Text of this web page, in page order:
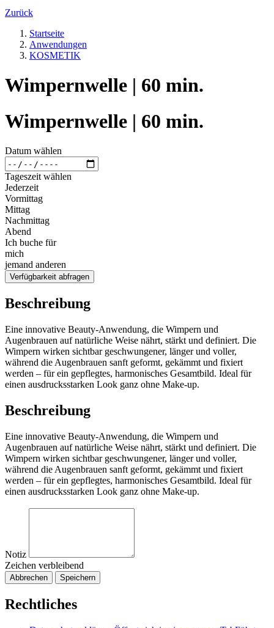
Zurück
Startseite
Anwendungen
KOSMETIK
Wimpernwelle | 60 min.
Wimpernwelle | 60 min.
Datum wählen
Tageszeit wählen
Jederzeit
Vormittag
Mittag
Nachmittag
Abend
Ich buche für
mich
jemand anderen
Verfügbarkeit abfragen
Beschreibung
Eine innovative Beauty-Anwendung, die Wimpern und
Augenbrauen auf natürliche Weise nährt, stärkt und definiert. Die
Wimpern wirken sichtbar geschwungener, länger und voller,
während die Augenbrauen sanft geformt, gekämmt und fixiert
werden – für ein gepflegtes, harmonisches Gesamtbild. Ideal für
einen ausdrucksstarken Look ganz ohne Make-up.
Beschreibung
Eine innovative Beauty-Anwendung, die Wimpern und
Augenbrauen auf natürliche Weise nährt, stärkt und definiert. Die
Wimpern wirken sichtbar geschwungener, länger und voller,
während die Augenbrauen sanft geformt, gekämmt und fixiert
werden – für ein gepflegtes, harmonisches Gesamtbild. Ideal für
einen ausdrucksstarken Look ganz ohne Make-up.
Notiz
Zeichen verbleibend
Abbrechen Speichern
Rechtliches